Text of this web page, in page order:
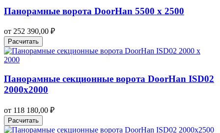
Панорамные ворота DoorHan 5500 х 2500
от 252 390,00 ₽
Расчитать
Панорамные секционные ворота DoorHan ISD02
2000х2000
от 118 180,00 ₽
Расчитать